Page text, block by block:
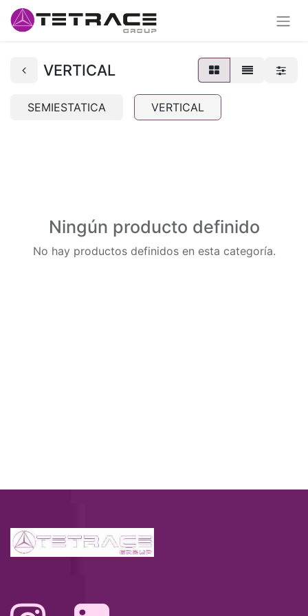
VERTICAL
SEMIESTATICA VERTICAL
Ningún producto definido
No hay productos definidos en esta categoría.